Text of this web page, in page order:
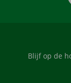
Blijf op de